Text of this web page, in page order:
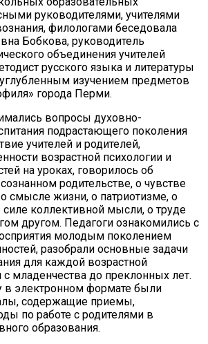
руководителями, учителями
филологами беседовала
Бобкова, руководитель
объединения учителей
русского языка и литературы
изучением предметов
города Перми.
вопросы духовно-
подрастающего поколения
учителей и родителей,
возрастной психологии и
на уроках, говорилось об
родительстве, о чувстве
смысле жизни, о патриотизме, о
коллективной мысли, о труде
другом. Педагоги ознакомились с
молодым поколением
разобрали основные задачи
для каждой возрастной
с младенчества до преклонных лет.
в электронном формате были
содержащие приемы,
по работе с родителями в
образования.